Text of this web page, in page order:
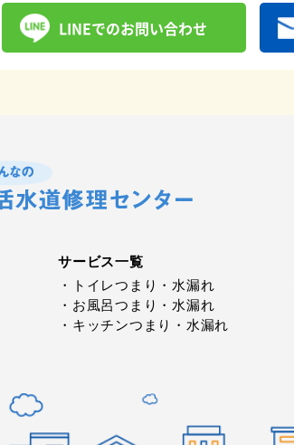
LINEでのお問い合わせ
サービス⼀覧
・トイレつまり・水漏れ
・お⾵呂つまり・水漏れ
・キッチンつまり・水漏れ